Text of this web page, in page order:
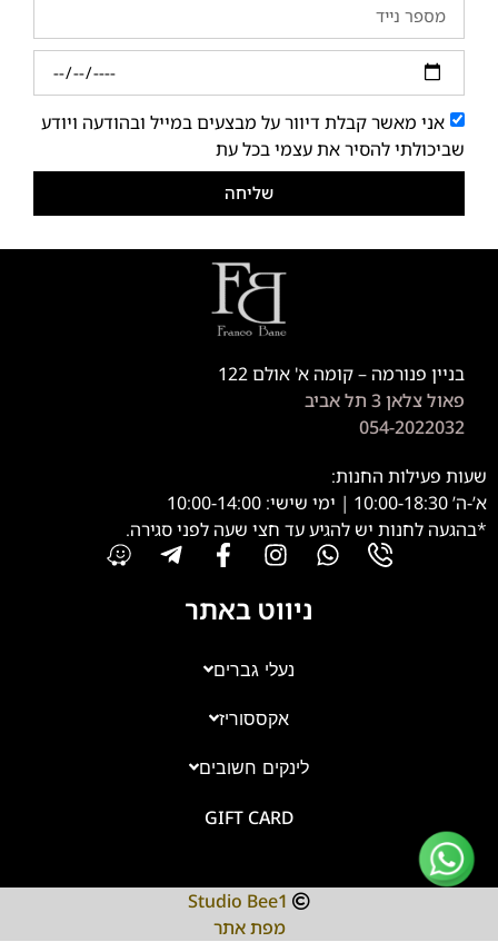
אני מאשר קבלת דיוור על מבצעים במייל ובהודעה ויודע
שביכולתי להסיר את עצמי בכל עת
שליחה
בניין פנורמה – קומה א' אולם 122
פאול צלאן 3 תל אביב
054-2022032
שעות פעילות החנות:
א’-ה’ 10:00-18:30 | ימי שישי: 10:00-14:00
*בהגעה לחנות יש להגיע עד חצי שעה לפני סגירה.
ניווט באתר
נעלי גברים
אקססוריז
לינקים חשובים
GIFT CARD
Studio Bee1
מפת אתר